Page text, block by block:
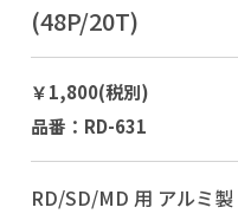
(48P/20T)
￥1,800(税別)
品番：RD-631
RD/SD/MD 用 アルミ